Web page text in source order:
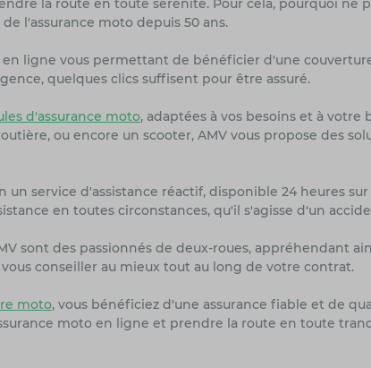
la route en toute sérénité. Pour cela, pourquoi ne
l'assurance moto depuis 50 ans.
ligne vous permettant de bénéficier d'une
quelques clics suffisent pour être assuré.
d'assurance moto, adaptées à vos besoins et à
ou encore un scooter, AMV vous propose des
service d'assistance réactif, disponible 24 heures
en toutes circonstances, qu'il s'agisse d'un
sont des passionnés de deux-roues, appréhendant
conseiller au mieux tout au long de votre contrat.
moto, vous bénéficiez d'une assurance fiable et de
moto en ligne et prendre la route en toute